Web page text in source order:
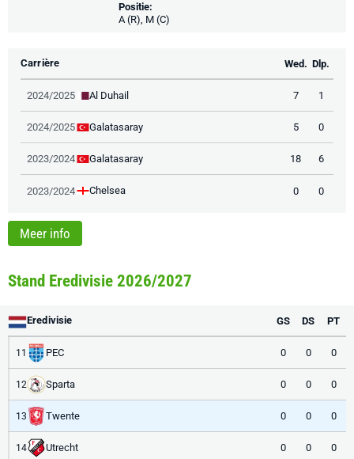
Positie:
A (R), M (C)
Carrière Wed. Dlp.
2024/2025 Al Duhail 7 1
2024/2025 Galatasaray 5 0
2023/2024 Galatasaray 18 6
2023/2024 Chelsea 0 0
Meer info
Stand Eredivisie 2026/2027
Eredivisie GS DS PT
11 PEC 0 0 0
12 Sparta 0 0 0
13 Twente 0 0 0
14 Utrecht 0 0 0